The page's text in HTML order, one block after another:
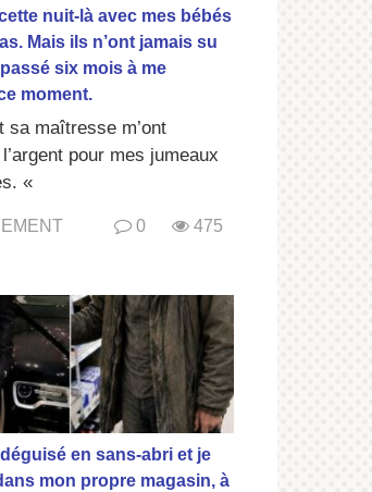
nuit-là avec mes bébés
Mais ils n’ont jamais su
six mois à me
moment.
sa maîtresse m’ont
pour mes jumeaux
«
0 475
en sans-abri et je
mon propre magasin, à